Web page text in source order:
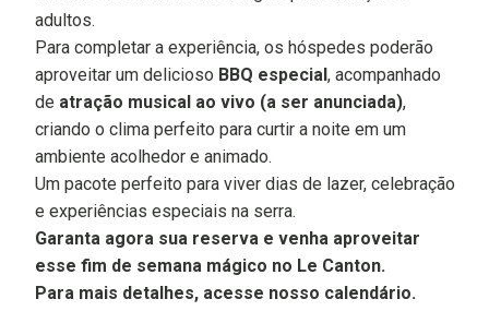
adultos.
Para completar a experiência, os hóspedes poderão
aproveitar um delicioso BBQ especial , acompanhado
de atração musical ao vivo (a ser anunciada),
criando o clima perfeito para curtir a noite em um
ambiente acolhedor e animado.
Um pacote perfeito para viver dias de lazer, celebração
e experiências especiais na serra.
Garanta agora sua reserva e venha aproveitar
esse fim de semana mágico no Le Canton.
Para mais detalhes, acesse nosso calendário.